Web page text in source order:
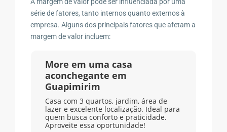
série de fatores, tanto internos quanto externos à
empresa. Alguns dos principais fatores que afetam a
margem de valor incluem:
More em uma casa
aconchegante em
Guapimirim
Casa com 3 quartos, jardim, área de
lazer e excelente localização. Ideal para
quem busca conforto e praticidade.
Aproveite essa oportunidade!